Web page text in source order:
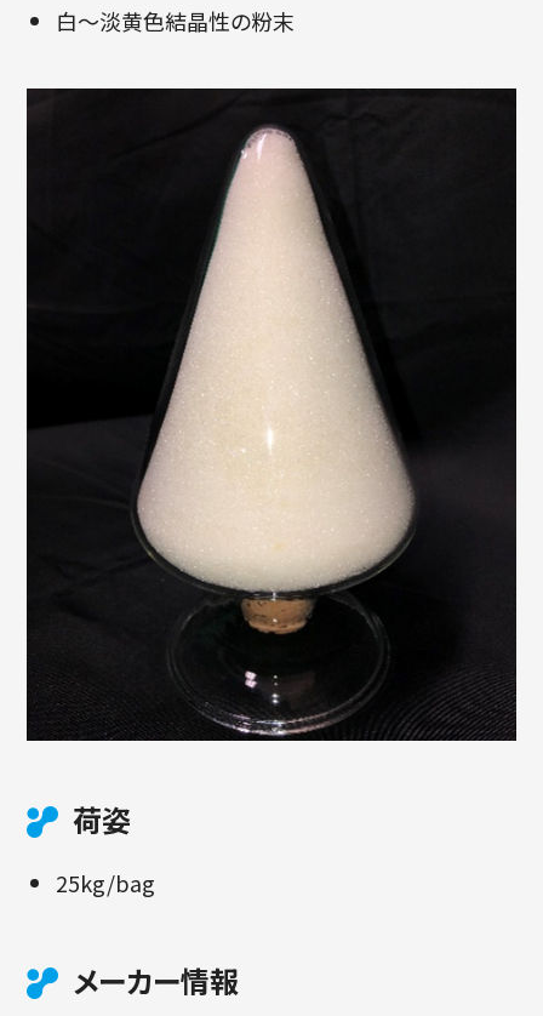
白～淡黄色結晶性の粉末
荷姿
25kg/bag
メーカー情報